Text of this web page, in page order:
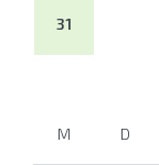
31
M D